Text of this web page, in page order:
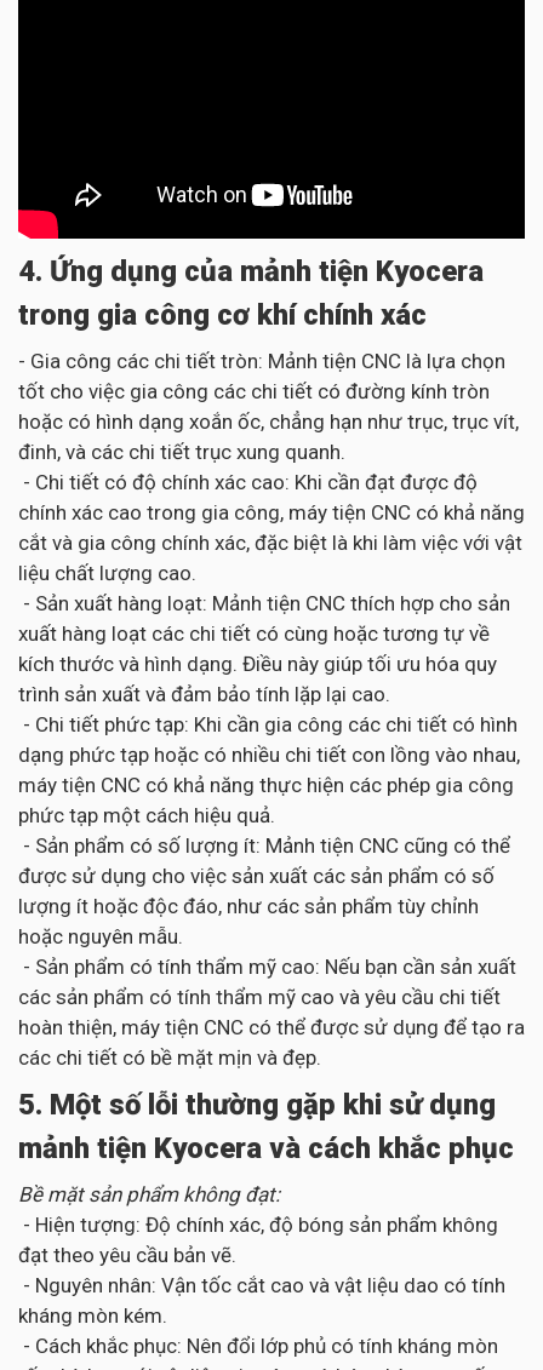
4. Ứng dụng của mảnh tiện Kyocera
trong gia công cơ khí chính xác
- Gia công các chi tiết tròn: Mảnh tiện CNC là lựa chọn
tốt cho việc gia công các chi tiết có đường kính tròn
hoặc có hình dạng xoắn ốc, chẳng hạn như trục, trục vít,
đinh, và các chi tiết trục xung quanh.
- Chi tiết có độ chính xác cao: Khi cần đạt được độ
chính xác cao trong gia công, máy tiện CNC có khả năng
cắt và gia công chính xác, đặc biệt là khi làm việc với vật
liệu chất lượng cao.
- Sản xuất hàng loạt: Mảnh tiện CNC thích hợp cho sản
xuất hàng loạt các chi tiết có cùng hoặc tương tự về
kích thước và hình dạng. Điều này giúp tối ưu hóa quy
trình sản xuất và đảm bảo tính lặp lại cao.
- Chi tiết phức tạp: Khi cần gia công các chi tiết có hình
dạng phức tạp hoặc có nhiều chi tiết con lồng vào nhau,
máy tiện CNC có khả năng thực hiện các phép gia công
phức tạp một cách hiệu quả.
- Sản phẩm có số lượng ít: Mảnh tiện CNC cũng có thể
được sử dụng cho việc sản xuất các sản phẩm có số
lượng ít hoặc độc đáo, như các sản phẩm tùy chỉnh
hoặc nguyên mẫu.
- Sản phẩm có tính thẩm mỹ cao: Nếu bạn cần sản xuất
các sản phẩm có tính thẩm mỹ cao và yêu cầu chi tiết
hoàn thiện, máy tiện CNC có thể được sử dụng để tạo ra
các chi tiết có bề mặt mịn và đẹp.
5. Một số lỗi thường gặp khi sử dụng
mảnh tiện Kyocera và cách khắc phục
Bề mặt sản phẩm không đạt:
- Hiện tượng: Độ chính xác, độ bóng sản phẩm không
đạt theo yêu cầu bản vẽ.
- Nguyên nhân: Vận tốc cắt cao và vật liệu dao có tính
kháng mòn kém.
- Cách khắc phục: Nên đổi lớp phủ có tính kháng mòn